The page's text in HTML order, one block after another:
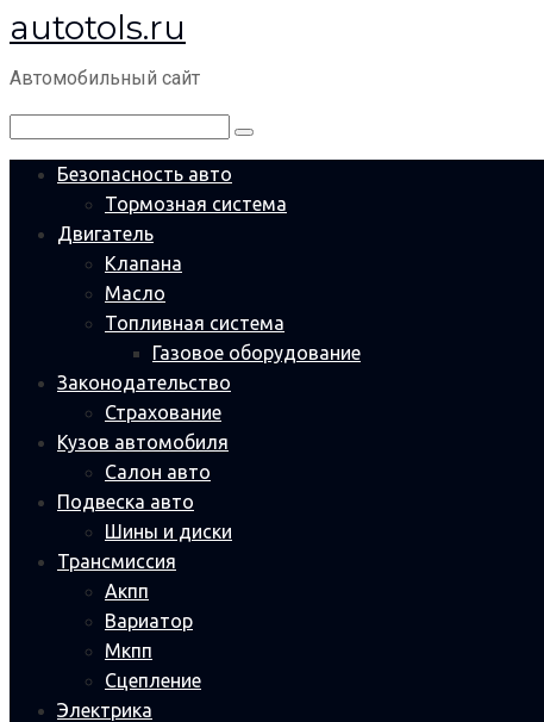
Перейти
к
контенту
autotols.ru
Автомобильный сайт
Безопасность авто
Тормозная система
Двигатель
Клапана
Масло
Топливная система
Газовое оборудование
Законодательство
Страхование
Кузов автомобиля
Салон авто
Подвеска авто
Шины и диски
Трансмиссия
Акпп
Вариатор
Мкпп
Сцепление
Электрика